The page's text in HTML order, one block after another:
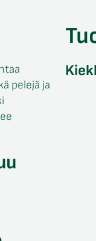
pelejä ja